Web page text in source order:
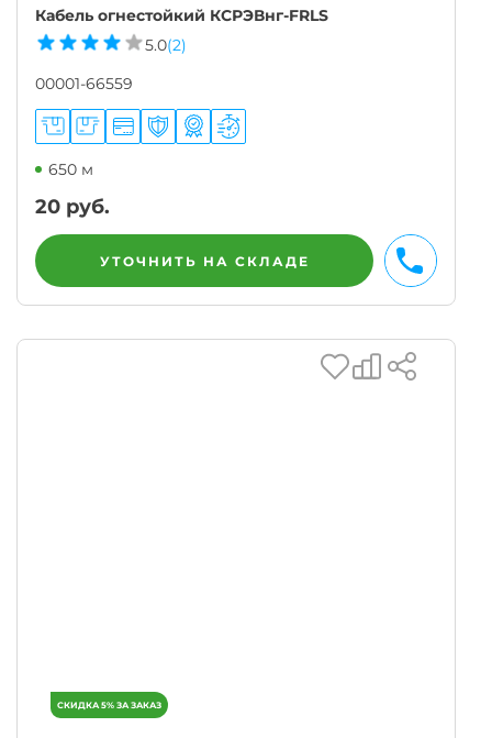
Кабель огнестойкий КСРЭВнг-FRLS
5.0(2)
00001-66559
650 м
20 руб.
УТОЧНИТЬ НА СКЛАДЕ